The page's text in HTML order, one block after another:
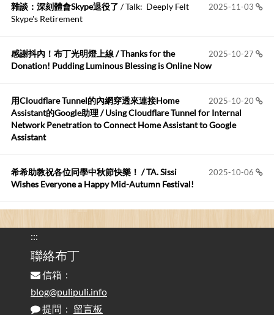
Anonymous:
https://github.com/t...
布丁布丁吃布丁:
我目前並沒有常駐的Google Home...
2026-05-15
Robertmycs:
這篇WinXP公用電腦安裝與優化的步驟超...
您好,首先肯定感謝您造福許多莘莘學子。有...
2025-11-03
雜談：深刻體會Skype退役了 / Talk: Deeply Felt
Skype's Retirement
2025-10-27
感謝抖內！布丁光明燈上線 / Thanks for the
Donation! Pudding Luminous Blessing is Online Now
2025-10-20
用Cloudflare Tunnel的內網穿透來連接Home
Assistant的Google助理 / Using Cloudflare Tunnel for Internal
Network Penetration to Connect Home Assistant to Google
Assistant
2025-10-06
希希助教祝各位同學中秋節快樂！ / TA. Sissi
Wishes Everyone a Happy Mid-Autumn Festival!
的問題 / Are You Tired of Looking at the Computer? Pay More
Attention to Glare Than the Screen
為何桌前打字總是腰痠背痛？桌子高度和螢幕高度
對人體工學的影響 / The Effect of Desk and Monitor Height on
Ergonomics: Why Does Typing at a Desk Often Lead to Back Pain?
:::
聯絡布丁
信箱：
blog@pulipuli.info
提問： 留言板